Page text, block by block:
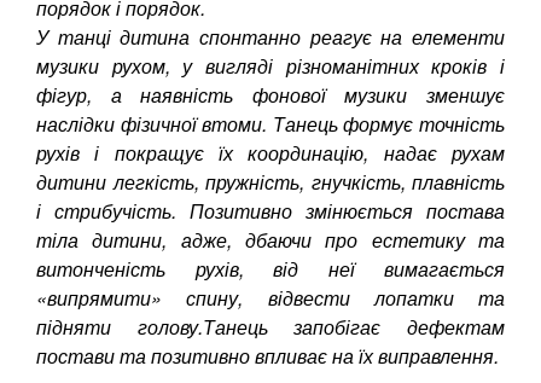
порядок і порядок.
У танці дитина спонтанно реагує на елементи
музики рухом, у вигляді різноманітних кроків і
фігур, а наявність фонової музики зменшує
наслідки фізичної втоми. Танець формує точність
рухів і покращує їх координацію, надає рухам
дитини легкість, пружність, гнучкість, плавність
і стрибучість. Позитивно змінюється постава
тіла дитини, адже, дбаючи про естетику та
витонченість рухів, від неї вимагається
«випрямити» спину, відвести лопатки та
підняти голову.Танець запобігає дефектам
постави та позитивно впливає на їх виправлення.